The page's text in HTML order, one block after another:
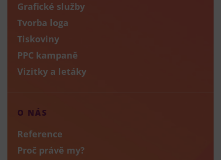
Grafické služby
Tvorba loga
Tiskoviny
PPC kampaně
Vizitky a letáky
O NÁS
Reference
Proč právě my?